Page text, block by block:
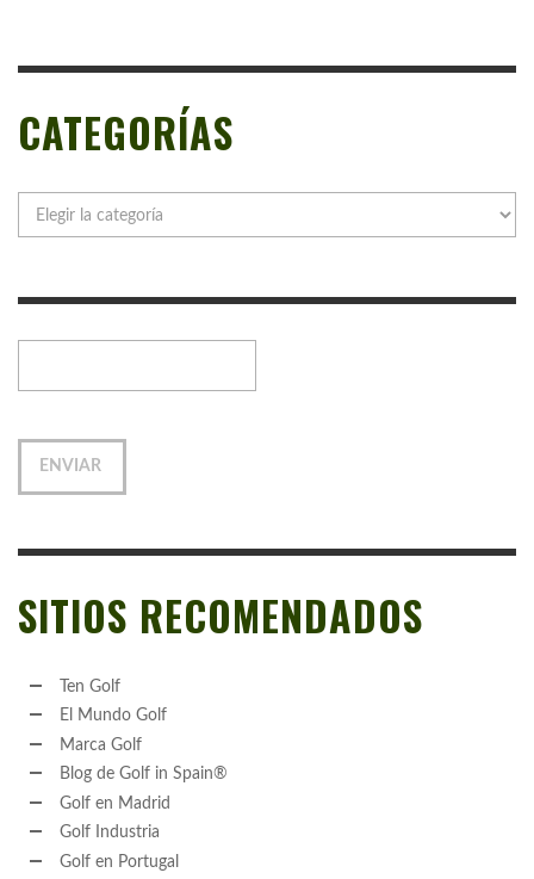
CATEGORÍAS
SITIOS RECOMENDADOS
Ten Golf
El Mundo Golf
Marca Golf
Blog de Golf in Spain®
Golf en Madrid
Golf Industria
Golf en Portugal